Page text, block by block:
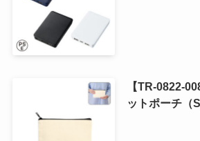
【TR-0822-
ットポーチ